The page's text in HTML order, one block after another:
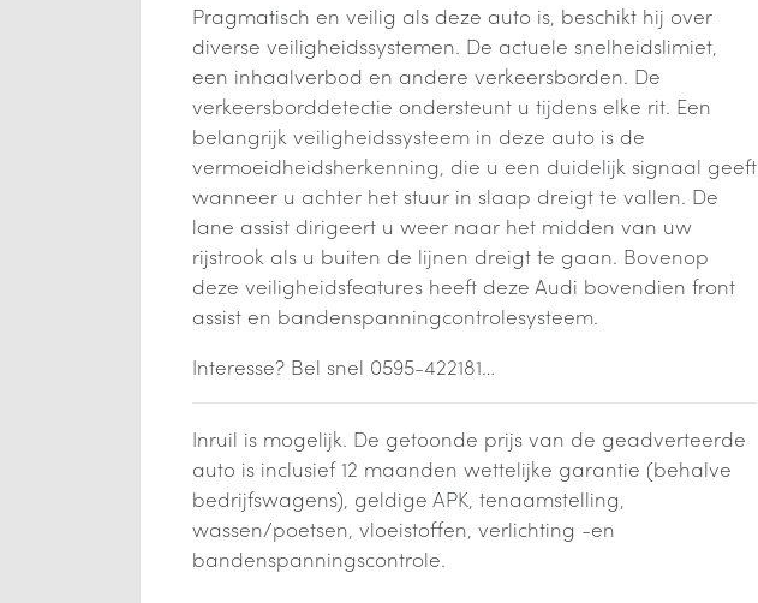
Pragmatisch en veilig als deze auto is, beschikt hij over
diverse veiligheidssystemen. De actuele snelheidslimiet,
een inhaalverbod en andere verkeersborden. De
verkeersborddetectie ondersteunt u tijdens elke rit. Een
belangrijk veiligheidssysteem in deze auto is de
vermoeidheidsherkenning, die u een duidelijk signaal geeft
wanneer u achter het stuur in slaap dreigt te vallen. De
lane assist dirigeert u weer naar het midden van uw
rijstrook als u buiten de lijnen dreigt te gaan. Bovenop
deze veiligheidsfeatures heeft deze Audi bovendien front
assist en bandenspanningcontrolesysteem.
Interesse? Bel snel 0595-422181…
Inruil is mogelijk. De getoonde prijs van de geadverteerde
auto is inclusief 12 maanden wettelijke garantie (behalve
bedrijfswagens), geldige APK, tenaamstelling,
wassen/poetsen, vloeistoffen, verlichting -en
bandenspanningscontrole.